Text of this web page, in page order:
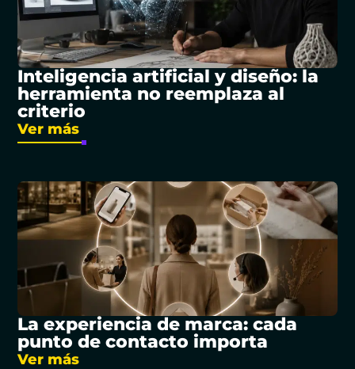
Inteligencia artificial y diseño: la
herramienta no reemplaza al
criterio
Ver más
La experiencia de marca: cada
punto de contacto importa
Ver más